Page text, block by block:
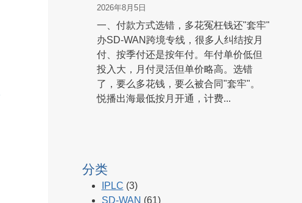
2026年8月5日
一、付款方式选错，多花冤枉钱还"套牢"
办SD-WAN跨境专线，很多人纠结按月
付、按季付还是按年付。年付单价低但
投入大，月付灵活但单价略高。选错
了，要么多花钱，要么被合同"套牢"。
悦播出海最低按月开通，计费...
分类
IPLC (3)
SD-WAN (61)